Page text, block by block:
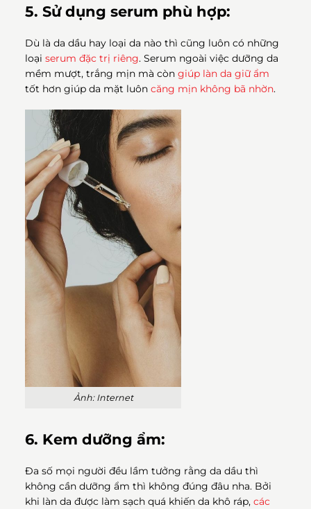
5. Sử dụng serum phù hợp:
Dù là da dầu hay loại da nào thì cũng luôn có những
loạiserum đặc trị riêng. Serum ngoài việc dưỡng da
mềm mượt, trắng mịn mà còngiúp làn da giữ ẩm
tốt hơn giúp da mặt luôncăng mịn không bã nhờn.
Ảnh: Internet
6. Kem dưỡng ẩm:
Đa số mọi người đều lầm tưởng rằng da dầu thì
không cần dưỡng ẩm thì không đúng đâu nha. Bởi
khi làn da được làm sạch quá khiến da khô ráp,các